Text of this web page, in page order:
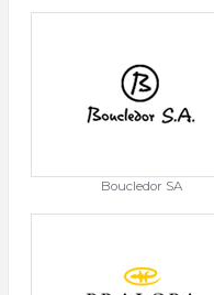
Boucledor SA